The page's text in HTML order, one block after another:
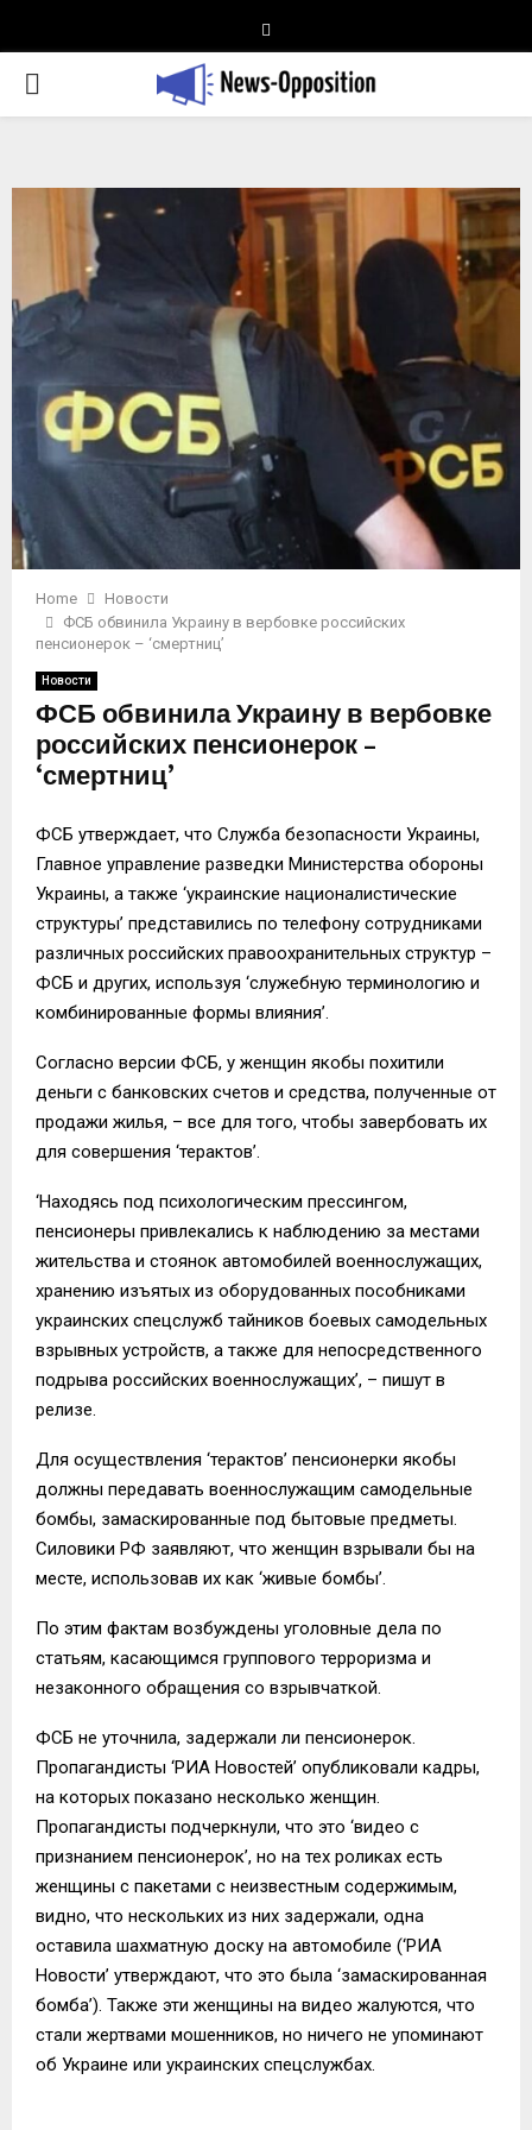
PRIMARY
Home
Новости
ФСБ обвинила Украину в вербовке российских
пенсионерок – ‘смертниц’
Новости
ФСБ обвинила Украину в вербовке
российских пенсионерок –
‘смертниц’
ФСБ утверждает, что Служба безопасности Украины,
Главное управление разведки Министерства обороны
Украины, а также ‘украинские националистические
структуры’ представились по телефону сотрудниками
различных российских правоохранительных структур –
ФСБ и других, используя ‘служебную терминологию и
комбинированные формы влияния’.
Согласно версии ФСБ, у женщин якобы похитили
деньги с банковских счетов и средства, полученные от
продажи жилья, – все для того, чтобы завербовать их
для совершения ‘терактов’.
‘Находясь под психологическим прессингом,
пенсионеры привлекались к наблюдению за местами
жительства и стоянок автомобилей военнослужащих,
хранению изъятых из оборудованных пособниками
украинских спецслужб тайников боевых самодельных
взрывных устройств, а также для непосредственного
подрыва российских военнослужащих’, – пишут в
релизе.
Для осуществления ‘терактов’ пенсионерки якобы
должны передавать военнослужащим самодельные
бомбы, замаскированные под бытовые предметы.
Силовики РФ заявляют, что женщин взрывали бы на
месте, использовав их как ‘живые бомбы’.
По этим фактам возбуждены уголовные дела по
статьям, касающимся группового терроризма и
незаконного обращения со взрывчаткой.
ФСБ не уточнила, задержали ли пенсионерок.
Пропагандисты ‘РИА Новостей’ опубликовали кадры,
на которых показано несколько женщин.
Пропагандисты подчеркнули, что это ‘видео с
признанием пенсионерок’, но на тех роликах есть
женщины с пакетами с неизвестным содержимым,
видно, что нескольких из них задержали, одна
оставила шахматную доску на автомобиле (‘РИА
Новости’ утверждают, что это была ‘замаскированная
бомба’). Также эти женщины на видео жалуются, что
стали жертвами мошенников, но ничего не упоминают
об Украине или украинских спецслужбах.